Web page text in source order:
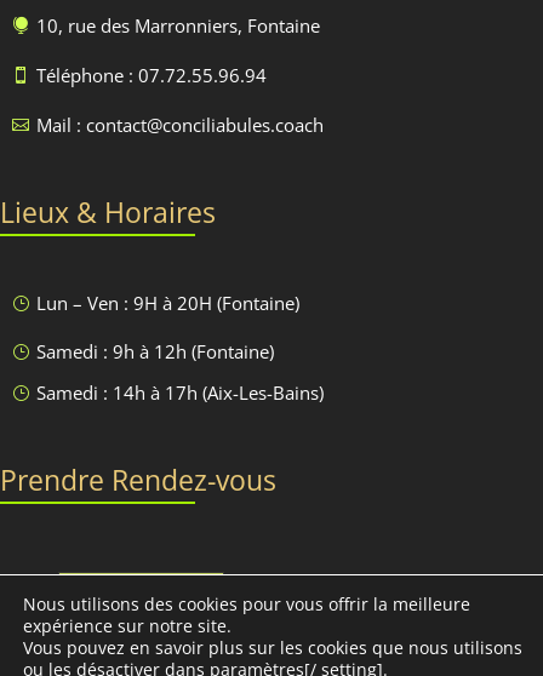
 10, rue des Marronniers, Fontaine
 Téléphone : 07.72.55.96.94
 Mail : contact@conciliabules.coach
Lieux & Horaires
} Lun – Ven : 9H à 20H (Fontaine)
} Samedi : 9h à 12h (Fontaine)
} Samedi : 14h à 17h (Aix-Les-Bains)
Prendre Rendez-vous
Discutons-en
Nous utilisons des cookies pour vous offrir la meilleure
expérience sur notre site.
Vous pouvez en savoir plus sur les cookies que nous utilisons
ou les désactiver dans paramètres[/ setting].